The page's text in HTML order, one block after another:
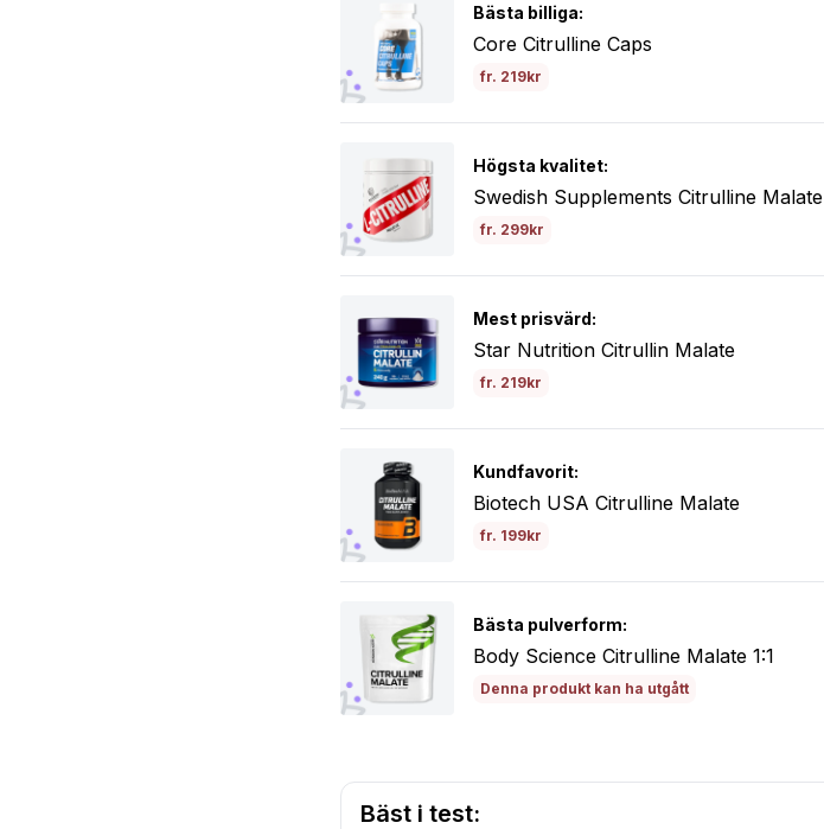
Bästa billiga:
Core Citrulline Caps
fr. 219kr
Högsta kvalitet:
Swedish Supplements Citrulline Malate
fr. 299kr
Mest prisvärd:
Star Nutrition Citrullin Malate
fr. 219kr
Kundfavorit:
Biotech USA Citrulline Malate
fr. 199kr
Bästa pulverform:
Body Science Citrulline Malate 1:1
Denna produkt kan ha utgått
Bäst i test: